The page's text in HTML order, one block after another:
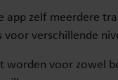
app zelf meerdere
verschillende
worden voor zowel